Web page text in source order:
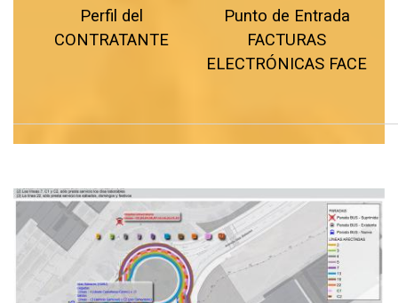
Perfil del
CONTRATANTE
Punto de Entrada
FACTURAS
ELECTRÓNICAS FACE